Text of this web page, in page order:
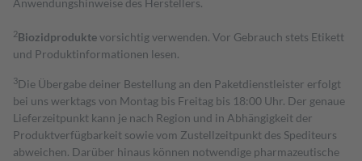
Anwendungshinweise des Herstellers.
2Biozidproduktevorsichtig verwenden. Vor Gebrauch stets Etikett
und Produktinformationen lesen.
3Die Übergabe deiner Bestellung an den Paketdienstleister erfolgt
bei uns werktags von Montag bis Freitag bis 18:00 Uhr. Der genaue
Lieferzeitpunkt kann je nach Region und in Abhängigkeit der
Produktverfügbarkeit sowie vom Zustellzeitpunkt des Spediteurs
abweichen. Darüber hinaus können notwendige pharmazeutische